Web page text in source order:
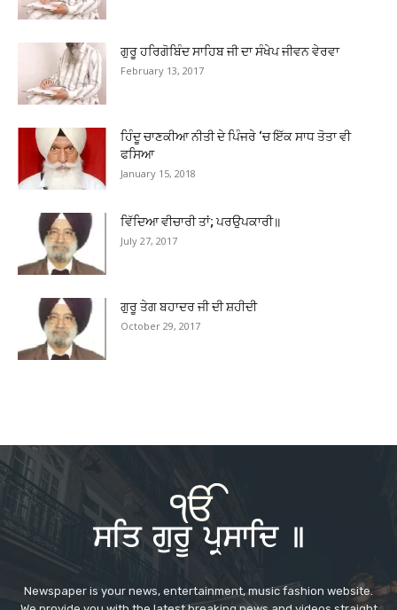
ਗੁਰੂ ਹਰਿਗੋਬਿੰਦ ਸਾਹਿਬ ਜੀ ਦਾ ਸੰਖੇਪ ਜੀਵਨ ਵੇਰਵਾ
February 13, 2017
ਹਿੰਦੂ ਚਾਣਕੀਆ ਨੀਤੀ ਦੇ ਪਿੰਜਰੇ ‘ਚ ਇੱਕ ਸਾਧ ਤੋਤਾ ਵੀ
ਫਸਿਆ
January 15, 2018
ਵਿੱਦਿਆ ਵੀਚਾਰੀ ਤਾਂ; ਪਰਉਪਕਾਰੀ॥
July 27, 2017
ਗੁਰੂ ਤੇਗ ਬਹਾਦਰ ਜੀ ਦੀ ਸ਼ਹੀਦੀ
October 29, 2017
Newspaper is your news, entertainment, music fashion website.